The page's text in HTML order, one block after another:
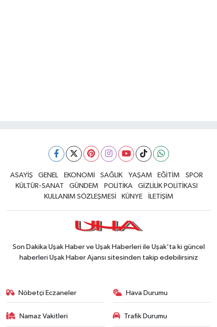
ASAYİŞ GENEL EKONOMİ SAĞLIK YAŞAM EĞİTİM
SPOR
KÜLTÜR-SANAT
GÜNDEM POLİTİKA
GİZLİLİK POLİTİKASI
KULLANIM SÖZLEŞMESİ
KÜNYE İLETİŞİM
Son Dakika Uşak Haber ve Uşak Haberleri ile Uşak'ta ki güncel
haberleri Uşak Haber Ajansı sitesinden takip edebilirsiniz
Nöbetçi Eczaneler Hava Durumu
Namaz Vakitleri Trafik Durumu